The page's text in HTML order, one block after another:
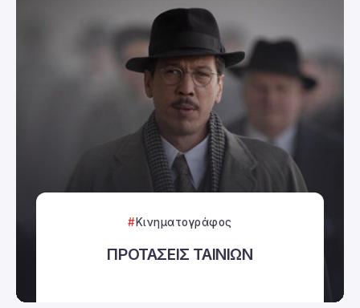
Κινηματογράφος
ΠΡΟΤΑΣΕΙΣ ΤΑΙΝΙΩΝ